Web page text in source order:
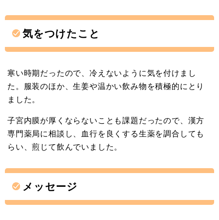
気をつけたこと
寒い時期だったので、冷えないように気を付けまし
た。服装のほか、生姜や温かい飲み物を積極的にとり
ました。
子宮内膜が厚くならないことも課題だったので、漢方
専門薬局に相談し、血行を良くする生薬を調合しても
らい、煎じて飲んでいました。
メッセージ